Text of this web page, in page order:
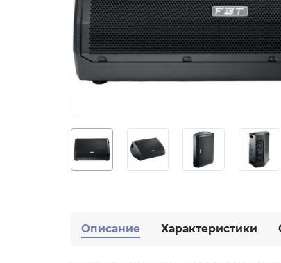
Описание Характеристики